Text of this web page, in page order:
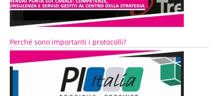
Perché sono importanti i protocolli?